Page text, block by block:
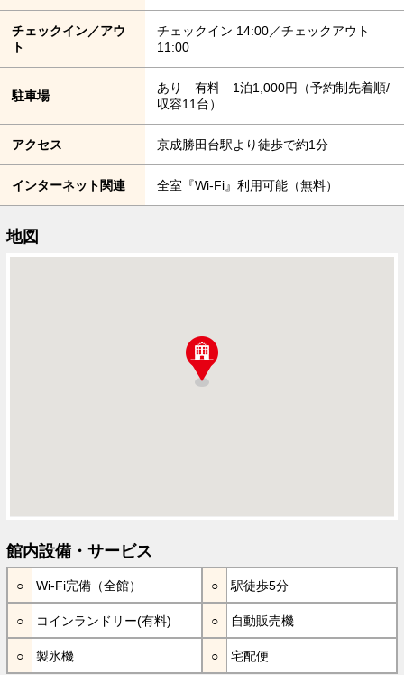
チェックイン／アウ
ト
チェックイン 14:00／チェックアウト
11:00
駐車場
あり 有料 1泊1,000円（予約制先着順/
収容11台）
アクセス 京成勝田台駅より徒歩で約1分
インターネット関連 全室『Wi-Fi』利用可能（無料）
地図
館内設備・サービス
Wi-Fi完備（全館） 駅徒歩5分
コインランドリー(有料) 自動販売機
製氷機 宅配便